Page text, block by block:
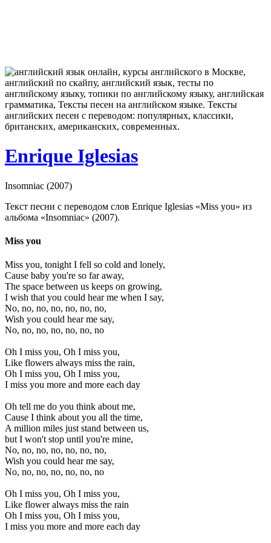
Enrique Iglesias
Insomniac (2007)
Текст песни с переводом слов Enrique Iglesias «Miss you» из
альбома «Insomniac» (2007).
Miss you
Miss you, tonight I fell so cold and lonely,
Cause baby you're so far away,
The space between us keeps on growing,
I wish that you could hear me when I say,
No, no, no, no, no, no, no,
Wish you could hear me say,
No, no, no, no, no, no, no
Oh I miss you, Oh I miss you,
Like flowers always miss the rain,
Oh I miss you, Oh I miss you,
I miss you more and more each day
Oh tell me do you think about me,
Cause I think about you all the time,
A million miles just stand between us,
but I won't stop until you're mine,
No, no, no, no, no, no, no,
Wish you could hear me say,
No, no, no, no, no, no, no
Oh I miss you, Oh I miss you,
Like flower always miss the rain
Oh I miss you, Oh I miss you,
I miss you more and more each day